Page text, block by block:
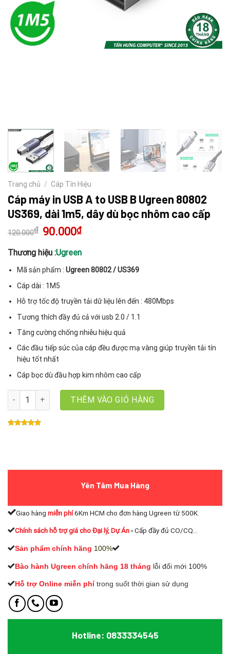
Trang chủ / Cáp Tín Hiệu
Cáp máy in USB A to USB B Ugreen 80802
US369, dài 1m5, dây dù bọc nhôm cao cấp
120.000₫ Giá
gốc
120.000₫.
90.000₫Giá
hiện
là:
90.000₫.
Thương hiệu :Ugreen
Mã sản phẩm :Ugreen 80802 / US369
Cáp dài : 1M5
Hỗ trợ tốc độ truyền tải dữ liệu lên đến : 480Mbps
Tương thích đầy đủ cả với usb 2.0 / 1.1
Tăng cường chống nhiễu hiệu quả
Các đầu tiếp súc của cáp đều được mạ vàng giúp truyền tải tín
hiệu tốt nhất
Cáp bọc dù đầu hợp kim nhôm cao cấp
Cáp máy in USB A to USB B Ugreen 80802 US369, dài 1m5, dây
THÊM VÀO GIỎ HÀNG
Yên Tâm Mua Hàng
Giao hàng miễn phí6Km HCM cho đơn hàng Ugreen từ 500K.
Chính sách hỗ trợ giá cho Đại lý, Dự Án-Cấp đầy đủ CO/CQ...
Sản phẩm chính hãng 100%
Bào hành Ugreen chính hãng 18 tháng lỗi đổi mới 100%
Hỗ trợ Online miễn phí trong suốt thời gian sử dụng
Hotline: 0833334545